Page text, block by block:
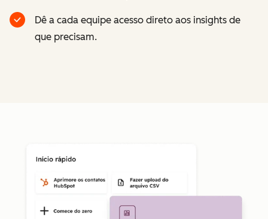
Dê a cada equipe acesso direto aos insights de
que precisam.